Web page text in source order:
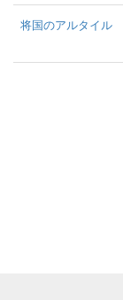
将国のアルタイル